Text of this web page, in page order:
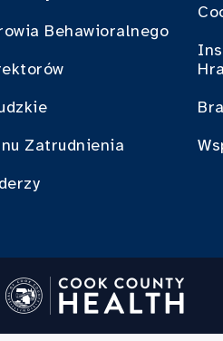
Behawioralnego
Zatrudnienia